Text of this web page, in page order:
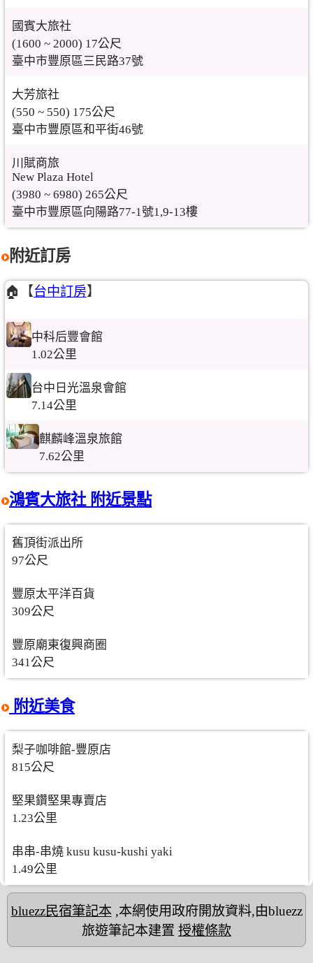
國賓大旅社
(1600 ~ 2000) 17公尺
臺中市豐原區三民路37號
大芳旅社
(550 ~ 550) 175公尺
臺中市豐原區和平街46號
川賦商旅
New Plaza Hotel
(3980 ~ 6980) 265公尺
臺中市豐原區向陽路77-1號1,9-13樓
附近訂房
🏠【台中訂房】
中科后豐會館
1.02公里
台中日光溫泉會館
7.14公里
麒麟峰溫泉旅館
7.62公里
鴻賓大旅社 附近景點
舊頂街派出所
97公尺
豐原太平洋百貨
309公尺
豐原廟東復興商圈
341公尺
附近美食
梨子咖啡館-豐原店
815公尺
堅果鑽堅果專賣店
1.23公里
串串-串燒 kusu kusu-kushi yaki
1.49公里
bluezz民宿筆記本,本網使用政府開放資料,由bluezz
旅遊筆記本建置 授權條款